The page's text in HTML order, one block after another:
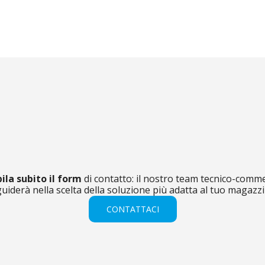
subito il form di contatto: il nostro team tecnico-
nella scelta della soluzione più adatta al tuo
CONTATTACI